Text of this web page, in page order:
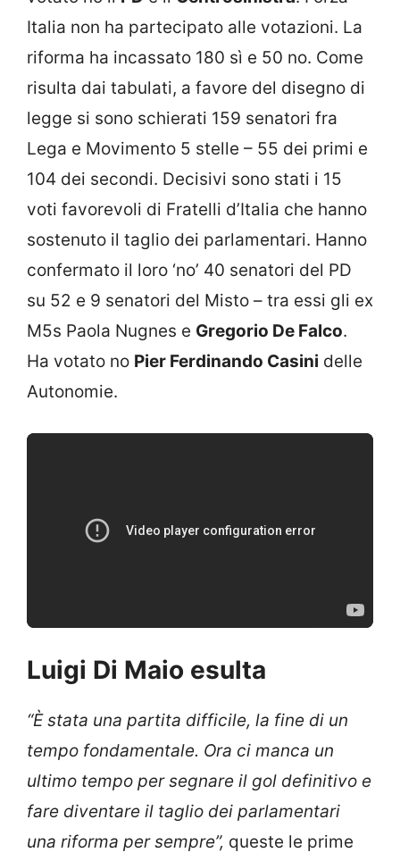
Italia non ha partecipato alle votazioni. La
riforma ha incassato 180 sì e 50 no. Come
risulta dai tabulati, a favore del disegno di
legge si sono schierati 159 senatori fra
Lega e Movimento 5 stelle – 55 dei primi e
104 dei secondi. Decisivi sono stati i 15
voti favorevoli di Fratelli d’Italia che hanno
sostenuto il taglio dei parlamentari. Hanno
confermato il loro ‘no’ 40 senatori del PD
su 52 e 9 senatori del Misto – tra essi gli ex
M5s Paola Nugnes e Gregorio De Falco.
Ha votato no Pier Ferdinando Casini delle
Autonomie.
Luigi Di Maio esulta
“È stata una partita difficile, la fine di un
tempo fondamentale. Ora ci manca un
ultimo tempo per segnare il gol definitivo e
fare diventare il taglio dei parlamentari
una riforma per sempre”, queste le prime